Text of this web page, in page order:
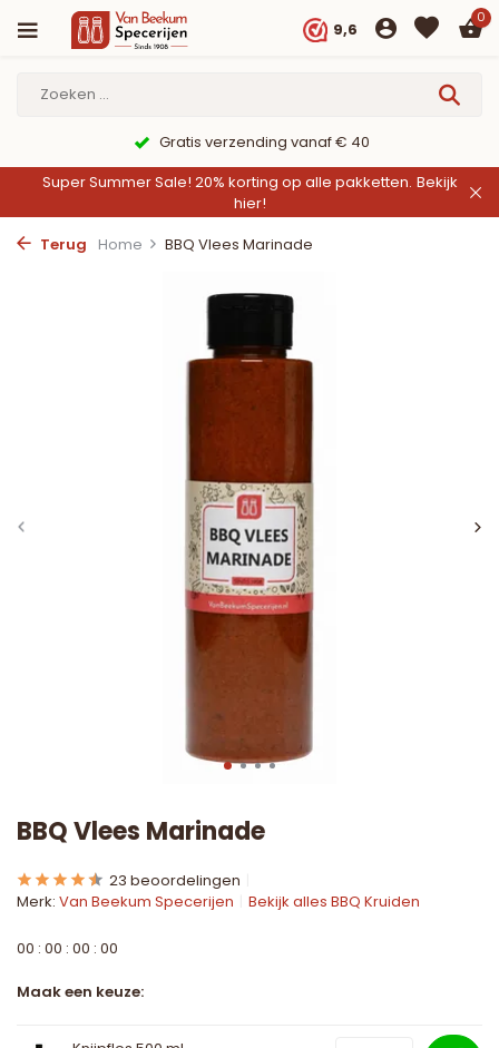
9,6
0
vanaf € 40
Super Summer Sale! 20% korting op alle pakketten. Bekijk
hier!
Terug
Home BBQ Vlees Marinade
BBQ Vlees Marinade
23 beoordelingen
Merk: Van Beekum Specerijen Bekijk alles BBQ Kruiden
00 : 00 : 00 : 00
Maak een keuze: